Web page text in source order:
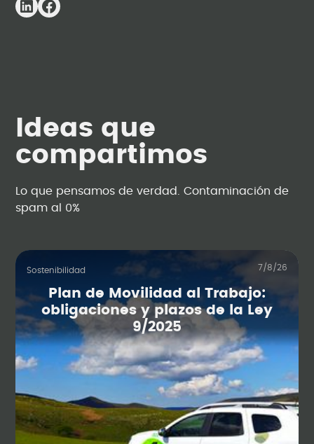
Ideas que
compartimos
Lo que pensamos de verdad. Contaminación de
spam al 0%
Sostenibilidad 7/8/26
Plan de Movilidad al Trabajo:
obligaciones y plazos de la Ley
9/2025